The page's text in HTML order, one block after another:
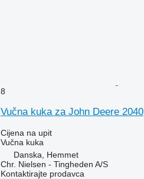
8
Vučna kuka za John Deere 2040
Cijena na upit
Vučna kuka
Danska, Hemmet
Chr. Nielsen - Tingheden A/S
Kontaktirajte prodavca